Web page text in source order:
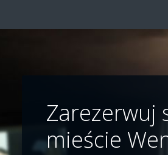
Zarezerwuj
mieście